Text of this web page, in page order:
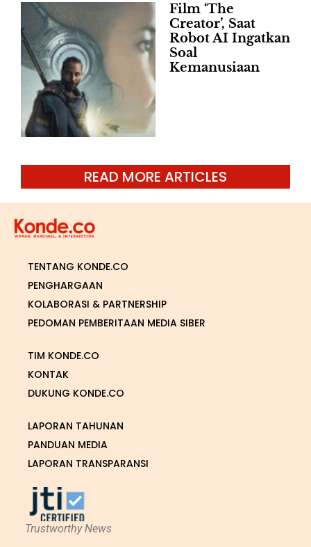
Film ‘The
Creator’, Saat
Robot AI Ingatkan
Soal
Kemanusiaan
READ MORE ARTICLES
TENTANG KONDE.CO
PENGHARGAAN
KOLABORASI & PARTNERSHIP
PEDOMAN PEMBERITAAN MEDIA SIBER
TIM KONDE.CO
KONTAK
DUKUNG KONDE.CO
LAPORAN TAHUNAN
PANDUAN MEDIA
LAPORAN TRANSPARANSI
Trustworthy News